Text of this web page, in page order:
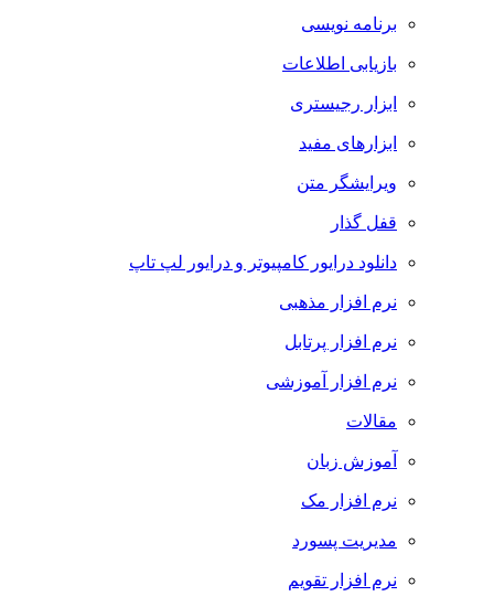
برنامه نویسی
بازیابی اطلاعات
ابزار رجیستری
ابزارهای مفید
ویرایشگر متن
قفل گذار
دانلود درایور کامپیوتر و درایور لپ تاپ
نرم افزار مذهبی
نرم افزار پرتابل
نرم افزار آموزشی
مقالات
آموزش زبان
نرم افزار مک
مدیریت پسورد
نرم افزار تقویم